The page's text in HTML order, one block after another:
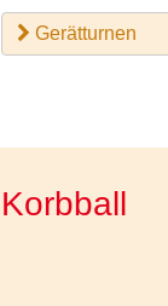
Gerätturnen
Korbball